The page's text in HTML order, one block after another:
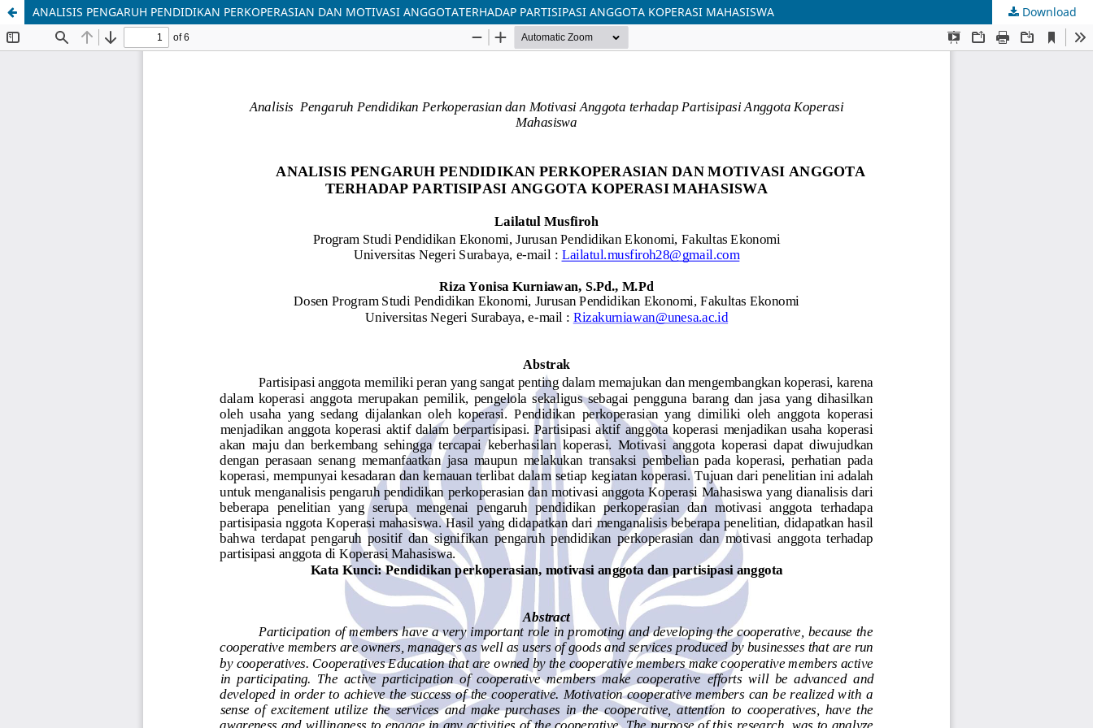
ANALISIS PENGARUH PENDIDIKAN PERKOPERASIAN DAN MOTIVASI ANGGOTATERHADAP PARTISIPASI ANGGOTA KOPERASI MAHASISWA Download